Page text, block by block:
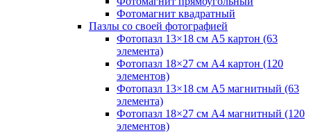
Фотомагнит квадратный
Пазлы со своей фотографией
Фотопазл 13×18 см А5 картон (63
элемента)
Фотопазл 18×27 см А4 картон (120
элементов)
Фотопазл 13×18 см А5 магнитный (63
элемента)
Фотопазл 18×27 см А4 магнитный (120
элементов)